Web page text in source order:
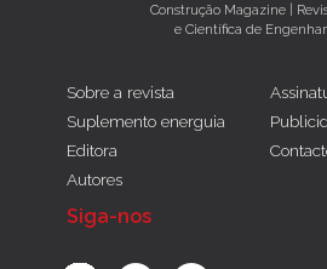
Construção Magazine |
e Científica de
Sobre a revista
Suplemento energuia
Editora
Autores
Siga-nos